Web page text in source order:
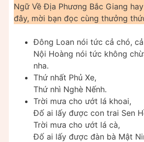
Ngữ Về Địa Phương Bắc Giang
đây, mời bạn đọc cùng thưởng
Đông Loan nói tức cả chó,
Nội Hoàng nói tức không
nha.
Thứ nhất Phủ Xe,
Thứ nhì Nghè Nếnh.
Trời mưa cho ướt lá khoai,
Đố ai lấy được con trai Sen
Trời mưa cho ướt lá cà,
Đố ai lấy được đàn bà Mật